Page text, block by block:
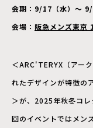
会期：9/17（水）〜
会場： 阪急メンズ東
＜ARC'TERYX（アー
れたデザインが特徴の
＞が、2025年秋冬コ
回のイベントではメン